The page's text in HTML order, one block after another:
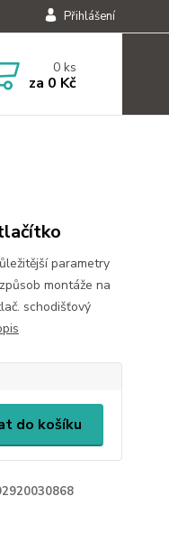
Přihlášení
0ks
za 0 Kč
parametry
montáže na
schodišťový
do košíku